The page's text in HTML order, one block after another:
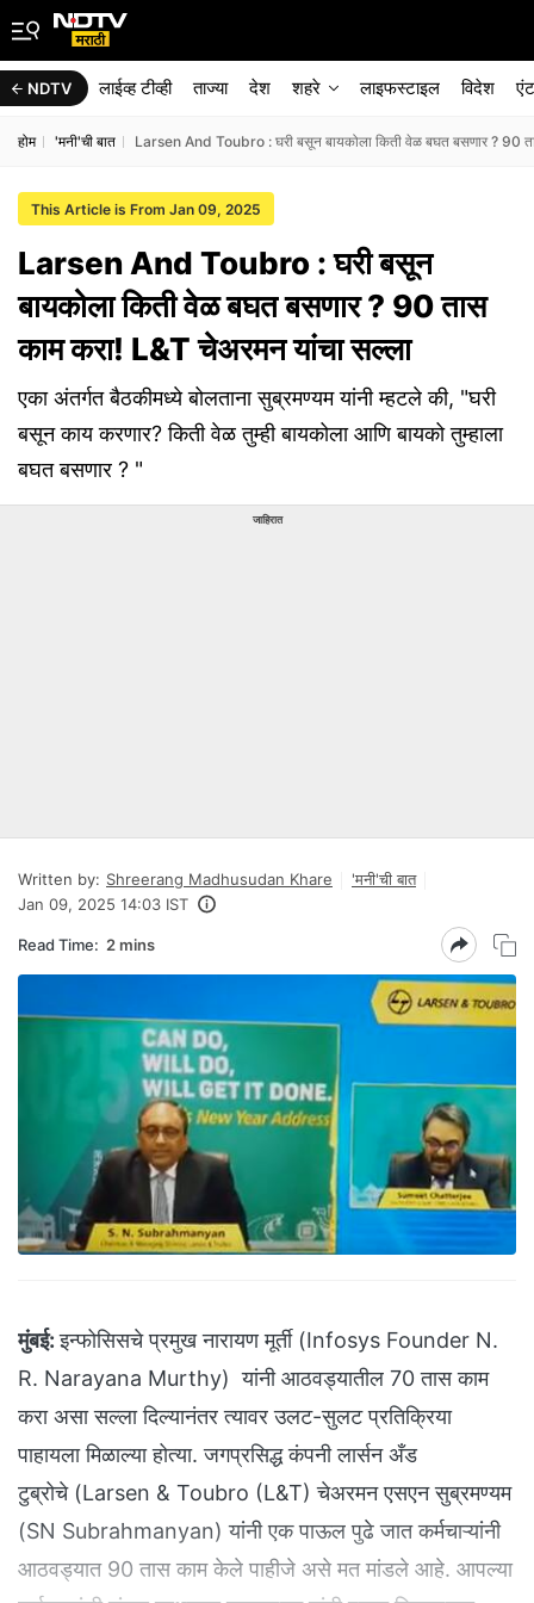
NDTV लाईव्ह टीव्ही ताज्या देश शहरे लाइफस्टाइल विदेश
होम 'मनी'ची बात Larsen And Toubro : घरी बसून बायकोला किती वेळ बघत बसणार ? 90
This Article is From Jan 09, 2025
Larsen And Toubro : घरी बसून
बायकोला किती वेळ बघत बसणार ? 90 तास
काम करा! L&T चेअरमन यांचा सल्ला
एका अंतर्गत बैठकीमध्ये बोलताना सुब्रमण्यम यांनी म्हटले की, "घरी
बसून काय करणार? किती वेळ तुम्ही बायकोला आणि बायको तुम्हाला
बघत बसणार ? "
जाहिरात
Written by: Shreerang Madhusudan Khare
'मनी'ची बात
Jan 09, 2025 14:03 IST
Read Time: 2 mins
मुंबई: इन्फोसिसचे प्रमुख नारायण मूर्ती (Infosys Founder N.
R. Narayana Murthy) यांनी आठवड्यातील 70 तास काम
करा असा सल्ला दिल्यानंतर त्यावर उलट-सुलट प्रतिक्रिया
पाहायला मिळाल्या होत्या. जगप्रसिद्ध कंपनी लार्सन अँड
टुब्रोचे (Larsen & Toubro (L&T) चेअरमन एसएन सुब्रमण्यम
(SN Subrahmanyan) यांनी एक पाऊल पुढे जात कर्मचाऱ्यांनी
आठवड्यात 90 तास काम केले पाहीजे असे मत मांडले आहे. आपल्या